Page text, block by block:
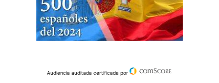
Audiencia auditada certificada por